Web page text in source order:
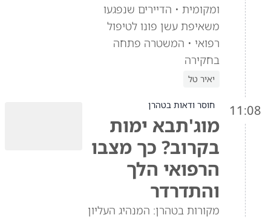
ומקומית • הדיירים שנפגעו
משאיפת עשן פונו לטיפול
רפואי • המשטרה פתחה
בחקירה
יאיר טל
11:08 חוסר ודאות בטהרן
מוג'תבא ימות
בקרוב? כך מצבו
הרפואי הלך
והתדרדר
מקורות בטהרן: המנהיג העליון